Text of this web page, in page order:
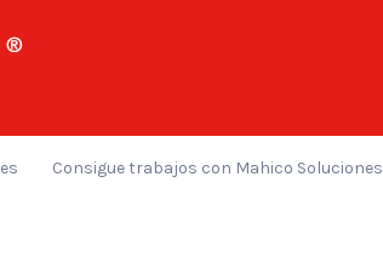
Consigue trabajos con Mahico Soluciones